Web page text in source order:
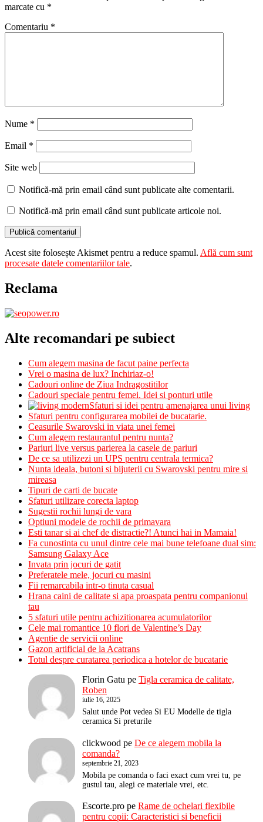
marcate cu *
Comentariu *
Nume *
Email *
Site web
Notifică-mă prin email când sunt publicate alte comentarii.
Notifică-mă prin email când sunt publicate articole noi.
Acest site folosește Akismet pentru a reduce spamul. Află cum sunt
procesate datele comentariilor tale.
Reclama
Alte recomandari pe subiect
Cum alegem masina de facut paine perfecta
Vrei o masina de lux? Inchiriaz-o!
Cadouri online de Ziua Indragostitilor
Cadouri speciale pentru femei. Idei si ponturi utile
Sfaturi si idei pentru amenajarea unui living
Sfaturi pentru configurarea mobilei de bucatarie.
Ceasurile Swarovski in viata unei femei
Cum alegem restaurantul pentru nunta?
Pariuri live versus parierea la casele de pariuri
De ce sa utilizezi un UPS pentru centrala termica?
Nunta ideala, butoni si bijuterii cu Swarovski pentru mire si
mireasa
Tipuri de carti de bucate
Sfaturi utilizare corecta laptop
Sugestii rochii lungi de vara
Optiuni modele de rochii de primavara
Esti tanar si ai chef de distractie?! Atunci hai in Mamaia!
Fa cunostinta cu unul dintre cele mai bune telefoane dual sim:
Samsung Galaxy Ace
Invata prin jocuri de gatit
Preferatele mele, jocuri cu masini
Fii remarcabila intr-o tinuta casual
Hrana caini de calitate si apa proaspata pentru companionul
tau
5 sfaturi utile pentru achizitionarea acumulatorilor
Cele mai romantice 10 flori de Valentine’s Day
Agentie de servicii online
Gazon artificial de la Acatrans
Totul despre curatarea periodica a hotelor de bucatarie
Florin Gatu pe Tigla ceramica de calitate,
Roben
iulie 16, 2025
Salut unde Pot vedea Si EU Modelle de tigla
ceramica Si preturile
clickwood pe De ce alegem mobila la
comanda?
septembrie 21, 2023
Mobila pe comanda o faci exact cum vrei tu, pe
gustul tau, alegi ce materiale vrei, etc.
Escorte.pro pe Rame de ochelari flexibile
pentru copii: Caracteristici si beneficii